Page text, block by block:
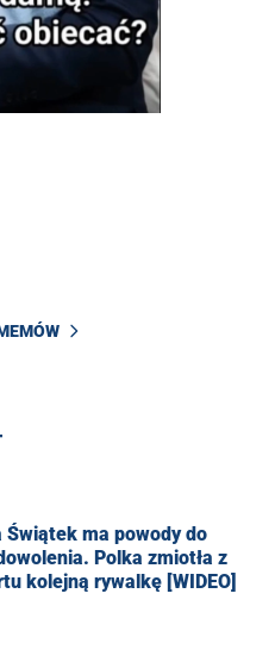
Świątek ma powody do
Polka zmiotła z
kolejną rywalkę [WIDEO]